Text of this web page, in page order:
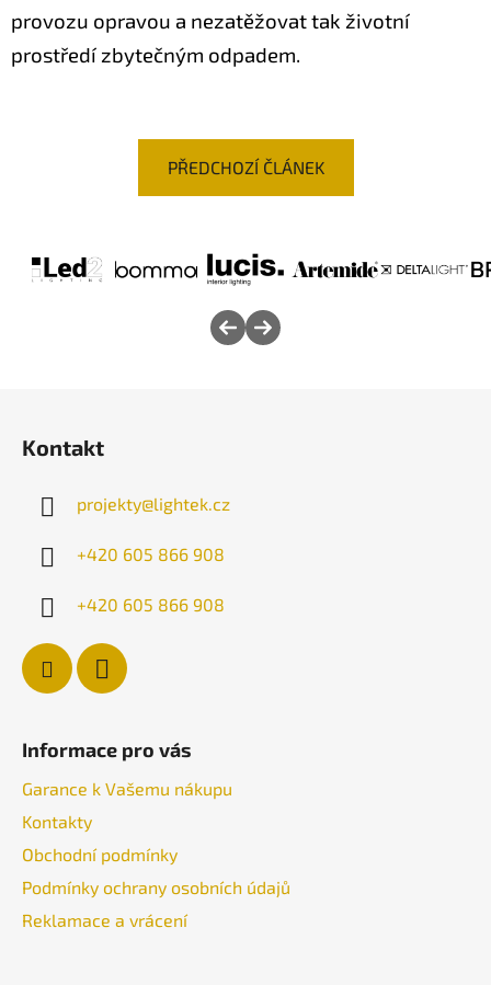
provozu opravou a nezatěžovat tak životní
prostředí zbytečným odpadem.
PŘEDCHOZÍ ČLÁNEK
Kontakt
projekty@lightek.cz
+420 605 866 908
+420 605 866 908
Informace pro vás
Garance k Vašemu nákupu
Kontakty
Obchodní podmínky
Podmínky ochrany osobních údajů
Reklamace a vrácení